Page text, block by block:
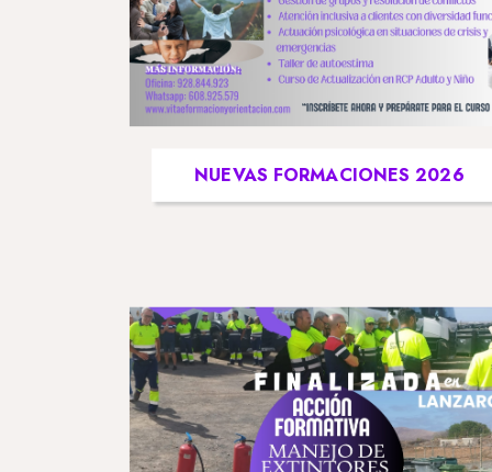
NUEVAS FORMACIONES 2026